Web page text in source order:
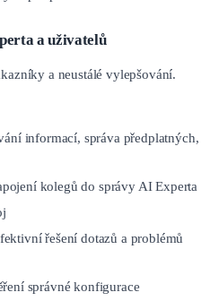
a uživatelů
a neustálé vylepšování.
informací, správa předplatných,
kolegů do správy AI Experta
řešení dotazů a problémů
správné konfigurace